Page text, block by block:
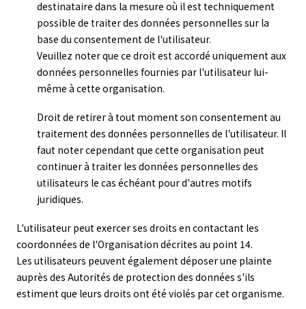
destinataire dans la mesure où il est techniquement
possible de traiter des données personnelles sur la
base du consentement de l'utilisateur.
Veuillez noter que ce droit est accordé uniquement aux
données personnelles fournies par l'utilisateur lui-
même à cette organisation.
Droit de retirer à tout moment son consentement au
traitement des données personnelles de l'utilisateur. Il
faut noter cependant que cette organisation peut
continuer à traiter les données personnelles des
utilisateurs le cas échéant pour d'autres motifs
juridiques.
L'utilisateur peut exercer ses droits en contactant les
coordonnées de l'Organisation décrites au point 14.
Les utilisateurs peuvent également déposer une plainte
auprès des Autorités de protection des données s'ils
estiment que leurs droits ont été violés par cet organisme.